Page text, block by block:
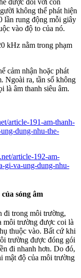
được đối với con
không thể phát hiện
lần rung động mỗi giây
vào độ to của nó.
kHz nằm trong phạm
cảm nhận hoặc phát
Ngoài ra, tần số không
là âm thanh siêu âm.
article-191-am-thanh-
dung-nhu-the-
article-192-am-
gi-va-ung-dung-nhu-
sóng âm
đi trong môi trường,
môi trường được coi là
thuộc vào. Bất cứ khi
trường được đóng gói
đi nhanh hơn. Do đó,
mật độ của môi trường